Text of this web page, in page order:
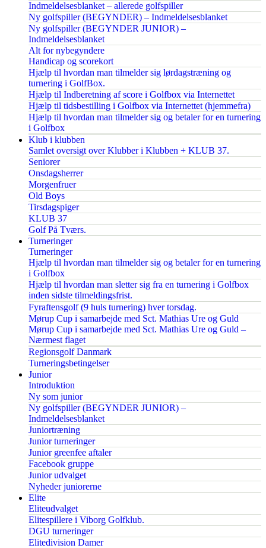
Indmeldelsesblanket – allerede golfspiller
Ny golfspiller (BEGYNDER) – Indmeldelsesblanket
Ny golfspiller (BEGYNDER JUNIOR) –
Indmeldelsesblanket
Alt for nybegyndere
Handicap og scorekort
Hjælp til hvordan man tilmelder sig lørdagstræning og
turnering i GolfBox.
Hjælp til Indberetning af score i Golfbox via Internettet
Hjælp til tidsbestilling i Golfbox via Internettet (hjemmefra)
Hjælp til hvordan man tilmelder sig og betaler for en turnering
i Golfbox
Klub i klubben
Samlet oversigt over Klubber i Klubben + KLUB 37.
Seniorer
Onsdagsherrer
Morgenfruer
Old Boys
Tirsdagspiger
KLUB 37
Golf På Tværs.
Turneringer
Turneringer
Hjælp til hvordan man tilmelder sig og betaler for en turnering
i Golfbox
Hjælp til hvordan man sletter sig fra en turnering i Golfbox
inden sidste tilmeldingsfrist.
Fyraftensgolf (9 huls turnering) hver torsdag.
Mørup Cup i samarbejde med Sct. Mathias Ure og Guld
Mørup Cup i samarbejde med Sct. Mathias Ure og Guld –
Nærmest flaget
Regionsgolf Danmark
Turneringsbetingelser
Junior
Introduktion
Ny som junior
Ny golfspiller (BEGYNDER JUNIOR) –
Indmeldelsesblanket
Juniortræning
Junior turneringer
Junior greenfee aftaler
Facebook gruppe
Junior udvalget
Nyheder juniorerne
Elite
Eliteudvalget
Elitespillere i Viborg Golfklub.
DGU turneringer
Elitedivision Damer